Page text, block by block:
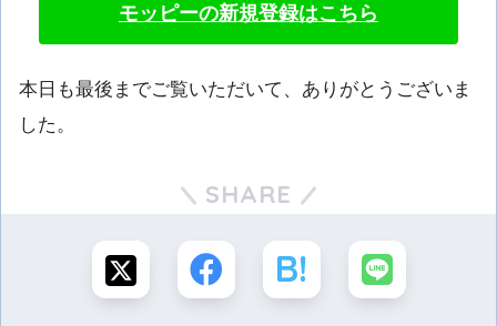
モッピーの新規登録はこちら
本日も最後までご覧いただいて、ありがとうございま
した。
SHARE